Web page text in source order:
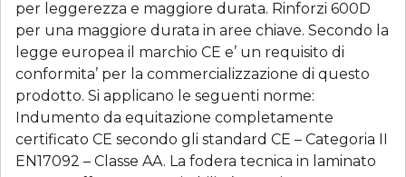
per leggerezza e maggiore durata. Rinforzi 600D
per una maggiore durata in aree chiave. Secondo la
legge europea il marchio CE e’ un requisito di
conformita’ per la commercializzazione di questo
prodotto. Si applicano le seguenti norme:
Indumento da equitazione completamente
certificato CE secondo gli standard CE – Categoria II
EN17092 – Classe AA. La fodera tecnica in laminato